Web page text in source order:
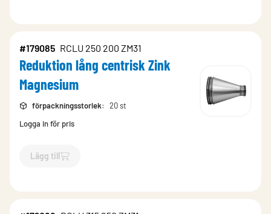
#179085 RCLU 250 200 ZM31
Reduktion lång centrisk Zink
Magnesium
förpackningsstorlek:
20 st
Logga in för pris
Lägg till
`$Lägg till